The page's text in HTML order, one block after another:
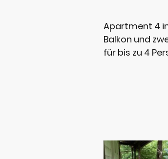
Apartment 4
Balkon und
für bis zu 4